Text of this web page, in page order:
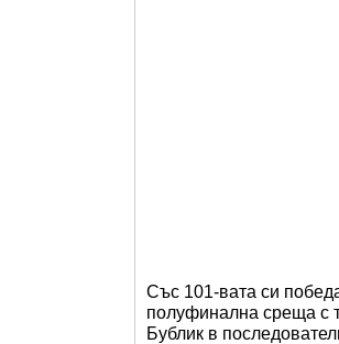
Със 101-вата си
полуфинална среща с
Бублик в